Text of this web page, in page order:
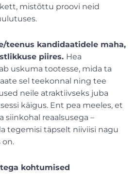
mistõttu proovi neid
teenus kandidaatidele maha,
piires. Hea
uskuma tootesse, mida ta
sel teekonnal ning tee
neile atraktiivseks juba
käigus. Ent pea meeles, et
siinkohal reaalsusega –
tegemisi täpselt niiviisi nagu
on.
kohtumised